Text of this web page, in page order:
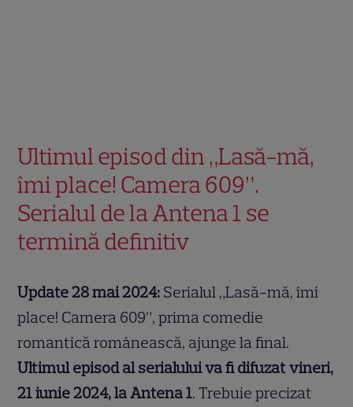
Ultimul episod din „Lasă-mă,
îmi place! Camera 609”.
Serialul de la Antena 1 se
termină definitiv
Update 28 mai 2024: Serialul „Lasă-mă, îmi
place! Camera 609”, prima comedie
romantică românească, ajunge la final.
Ultimul episod al serialului va fi difuzat vineri,
21 iunie 2024, la Antena 1. Trebuie precizat